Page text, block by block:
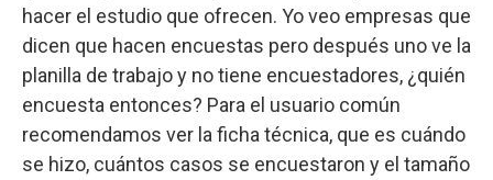
hacer el estudio que ofrecen. Yo veo empresas que
dicen que hacen encuestas pero después uno ve la
planilla de trabajo y no tiene encuestadores, ¿quién
encuesta entonces? Para el usuario común
recomendamos ver la ficha técnica, que es cuándo
se hizo, cuántos casos se encuestaron y el tamaño